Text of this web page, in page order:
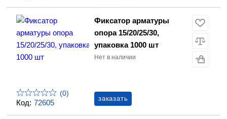
Код: 72605
(0)
Фиксатор арматуры
опора 15/20/25/30,
упаковка 1000 шт
Нет в наличии
заказать